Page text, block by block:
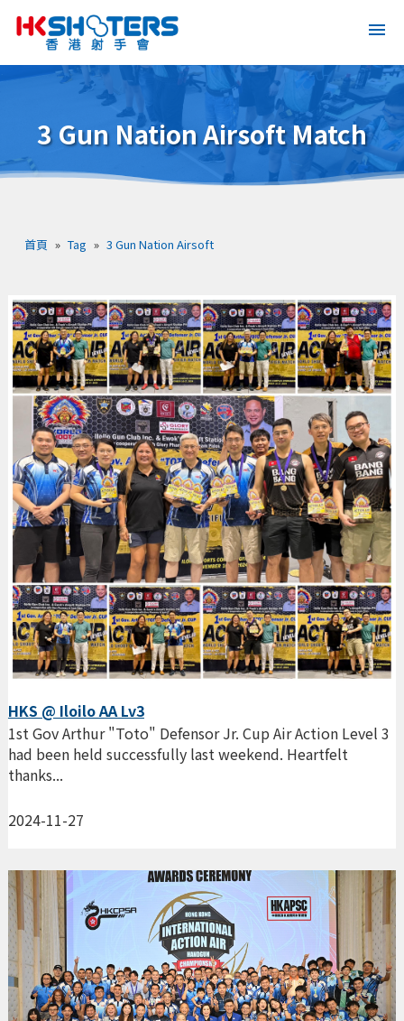
3 Gun Nation Airsoft Match
首頁 » Tag » 3 Gun Nation Airsoft
HKS @ Iloilo AA Lv3
2024-11-27
1st Gov Arthur "Toto" Defensor Jr. Cup Air Action Level 3
had been held successfully last weekend. Heartfelt
thanks...